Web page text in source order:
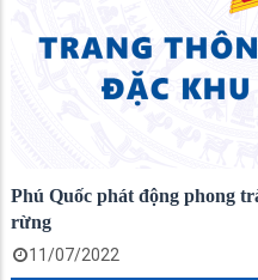
Phú Quốc phát động phong
rừng
11/07/2022